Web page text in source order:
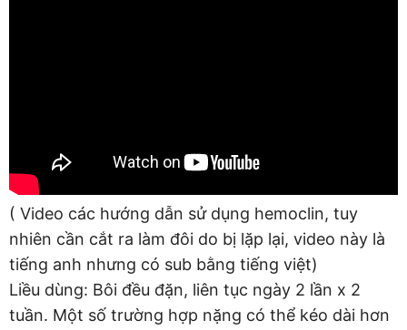
( Video các hướng dẫn sử dụng hemoclin, tuy
nhiên cần cắt ra làm đôi do bị lặp lại, video này là
tiếng anh nhưng có sub bằng tiếng việt)
Liều dùng: Bôi đều đặn, liên tục ngày 2 lần x 2
tuần. Một số trường hợp nặng có thể kéo dài hơn